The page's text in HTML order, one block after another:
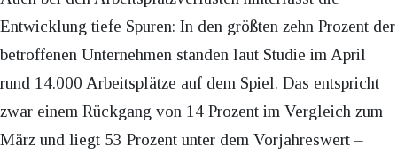
Entwicklung tiefe Spuren: In den größten zehn Prozent der
betroffenen Unternehmen standen laut Studie im April
rund 14.000 Arbeitsplätze auf dem Spiel. Das entspricht
zwar einem Rückgang von 14 Prozent im Vergleich zum
März und liegt 53 Prozent unter dem Vorjahreswert –